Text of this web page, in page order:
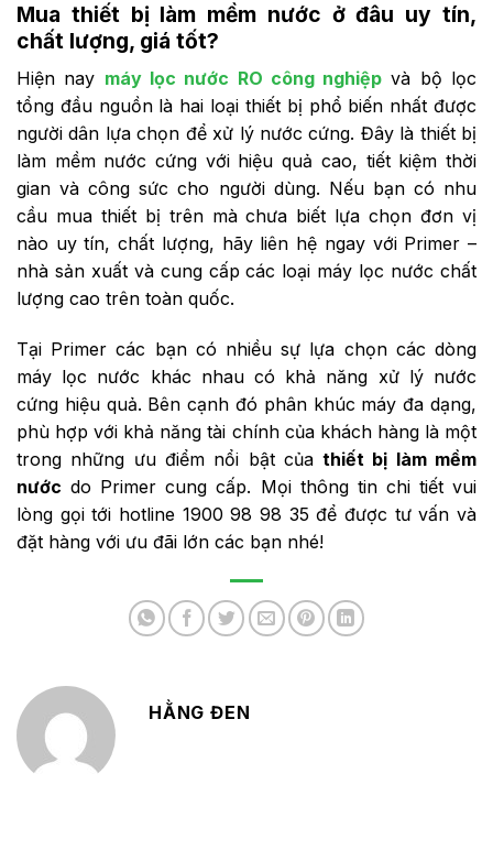
Mua thiết bị làm mềm nước ở đâu uy tín,
chất lượng, giá tốt?
Hiện nay máy lọc nước RO công nghiệp và bộ lọc
tổng đầu nguồn là hai loại thiết bị phổ biến nhất được
người dân lựa chọn để xử lý nước cứng. Đây là thiết bị
làm mềm nước cứng với hiệu quả cao, tiết kiệm thời
gian và công sức cho người dùng. Nếu bạn có nhu
cầu mua thiết bị trên mà chưa biết lựa chọn đơn vị
nào uy tín, chất lượng, hãy liên hệ ngay với Primer –
nhà sản xuất và cung cấp các loại máy lọc nước chất
lượng cao trên toàn quốc.
Tại Primer các bạn có nhiều sự lựa chọn các dòng
máy lọc nước khác nhau có khả năng xử lý nước
cứng hiệu quả. Bên cạnh đó phân khúc máy đa dạng,
phù hợp với khả năng tài chính của khách hàng là một
trong những ưu điểm nổi bật củathiết bị làm mềm
nước do Primer cung cấp. Mọi thông tin chi tiết vui
lòng gọi tới hotline 1900 98 98 35 để được tư vấn và
đặt hàng với ưu đãi lớn các bạn nhé!
HẰNG ĐEN